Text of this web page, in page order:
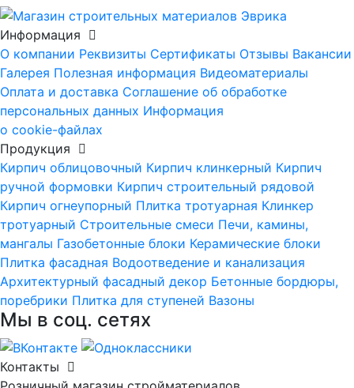
Информация
О компании Реквизиты Сертификаты Отзывы Вакансии
Галерея Полезная информация Видеоматериалы
Оплата и доставка Соглашение об обработке
персональных данных Информация
о cookie-файлах
Продукция
Кирпич облицовочный Кирпич клинкерный Кирпич
ручной формовки Кирпич строительный рядовой
Кирпич огнеупорный Плитка тротуарная Клинкер
тротуарный Строительные смеси Печи, камины,
мангалы Газобетонные блоки Керамические блоки
Плитка фасадная Водоотведение и канализация
Архитектурный фасадный декор Бетонные бордюры,
поребрики Плитка для ступеней Вазоны
Мы в соц. сетях
Контакты